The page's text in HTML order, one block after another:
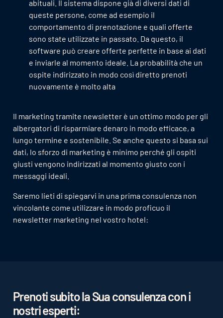
abituali. Il sistema dispone già di diversi dati di
queste persone, come ad esempio il
comportamento di prenotazione e quali offerte
sono state utilizzate in passato. Da questo, il
software può creare offerte perfette in base ai dati
e inviarle al momento ideale. La probabilità che un
ospite indirizzato in modo così diretto prenoti
nuovamente è molto alta
Il marketing tramite newsletter è un ottimo modo per gli
albergatori di risparmiare denaro in modo efficace, a
lungo termine e sostenibile. Se anche questo si basa sui
dati, lo sforzo di marketing è minimo perché gli ospiti
giusti vengono indirizzati al momento giusto con i
messaggi ideali.
Saremo lieti di spiegarvi in ​​una prima consulenza non
vincolante come utilizzare in modo proficuo il
newsletter marketing nel vostro hotel:
Prenoti subito la Sua consulenza con i
nostri esperti: